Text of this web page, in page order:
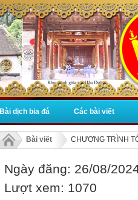
Bài dịch bia đá Các bài viết
Bài viết CHƯƠNG TRÌNH
Ngày đăng: 26/08/
Lượt xem: 1070